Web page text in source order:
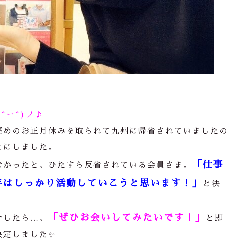
ー^)ノ♪
のお正月休みを取られて九州に帰省されていましたの
しました。
ったと、ひたすら反省されている会員さま。
「仕事
しっかり活動していこうと思います！」
と決
たら … 、 「ぜひお会いしてみたいです！」 と即
しました✨